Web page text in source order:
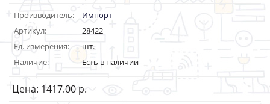
Производитель:
Импорт
Артикул:
28422
Ед. измерения:
шт.
Наличие:
Есть в наличии
Цена: 1417.00 р.